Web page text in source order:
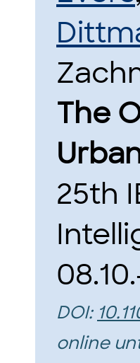
The
25th
DOI:
online